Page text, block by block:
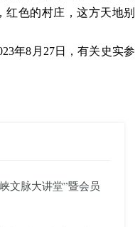
色的村庄，这方天地别
年8月27日，有关 史实参
文脉大讲堂”暨会员